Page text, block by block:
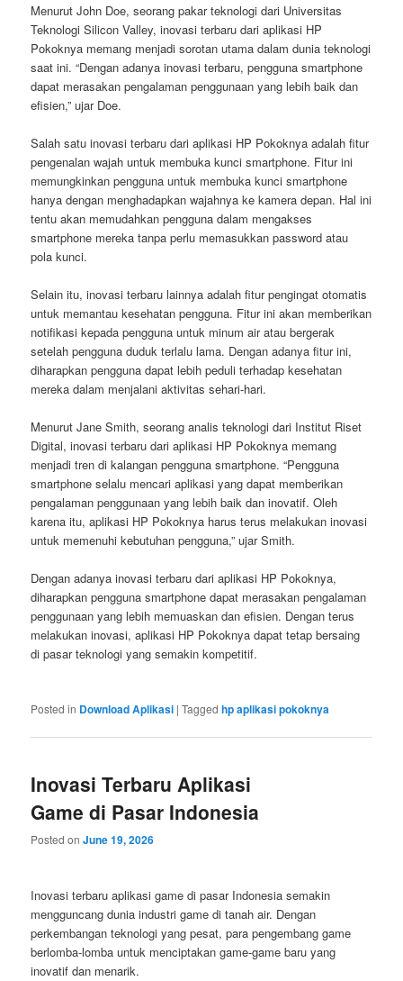
Menurut John Doe, seorang pakar teknologi dari Universitas
Teknologi Silicon Valley, inovasi terbaru dari aplikasi HP
Pokoknya memang menjadi sorotan utama dalam dunia teknologi
saat ini. “Dengan adanya inovasi terbaru, pengguna smartphone
dapat merasakan pengalaman penggunaan yang lebih baik dan
efisien,” ujar Doe.
Salah satu inovasi terbaru dari aplikasi HP Pokoknya adalah fitur
pengenalan wajah untuk membuka kunci smartphone. Fitur ini
memungkinkan pengguna untuk membuka kunci smartphone
hanya dengan menghadapkan wajahnya ke kamera depan. Hal ini
tentu akan memudahkan pengguna dalam mengakses
smartphone mereka tanpa perlu memasukkan password atau
pola kunci.
Selain itu, inovasi terbaru lainnya adalah fitur pengingat otomatis
untuk memantau kesehatan pengguna. Fitur ini akan memberikan
notifikasi kepada pengguna untuk minum air atau bergerak
setelah pengguna duduk terlalu lama. Dengan adanya fitur ini,
diharapkan pengguna dapat lebih peduli terhadap kesehatan
mereka dalam menjalani aktivitas sehari-hari.
Menurut Jane Smith, seorang analis teknologi dari Institut Riset
Digital, inovasi terbaru dari aplikasi HP Pokoknya memang
menjadi tren di kalangan pengguna smartphone. “Pengguna
smartphone selalu mencari aplikasi yang dapat memberikan
pengalaman penggunaan yang lebih baik dan inovatif. Oleh
karena itu, aplikasi HP Pokoknya harus terus melakukan inovasi
untuk memenuhi kebutuhan pengguna,” ujar Smith.
Dengan adanya inovasi terbaru dari aplikasi HP Pokoknya,
diharapkan pengguna smartphone dapat merasakan pengalaman
penggunaan yang lebih memuaskan dan efisien. Dengan terus
melakukan inovasi, aplikasi HP Pokoknya dapat tetap bersaing
di pasar teknologi yang semakin kompetitif.
Posted in Download Aplikasi |Tagged hp aplikasi pokoknya
Inovasi Terbaru Aplikasi
Game di Pasar Indonesia
Posted onJune 19, 2026
Inovasi terbaru aplikasi game di pasar Indonesia semakin
mengguncang dunia industri game di tanah air. Dengan
perkembangan teknologi yang pesat, para pengembang game
berlomba-lomba untuk menciptakan game-game baru yang
inovatif dan menarik.